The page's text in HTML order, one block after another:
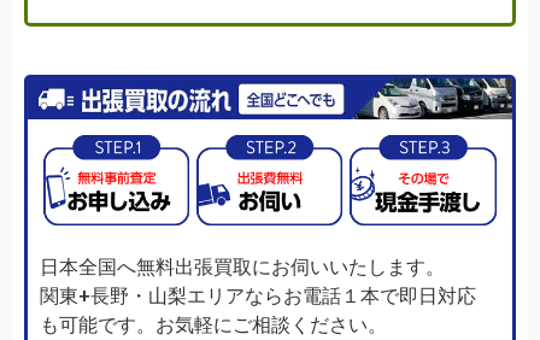
日本全国へ無料出張買取にお伺いいたします。
関東+長野・山梨エリアならお電話１本で即日対応
も可能です。お気軽にご相談ください。